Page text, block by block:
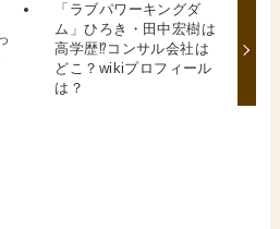
「ラブパワーキングダ
ム」ひろき・田中宏樹は
高学歴⁉コンサル会社は
どこ？wikiプロフィール
は？